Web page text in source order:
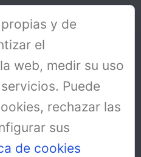
y de
el
web, medir su uso
Puede
rechazar las
sus
de cookies